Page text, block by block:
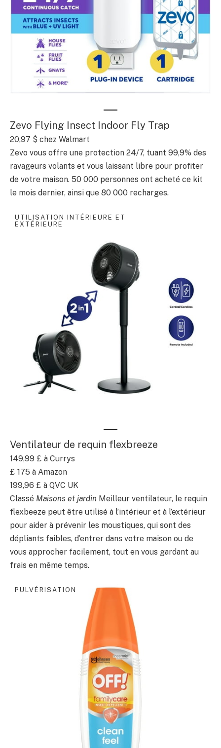
Zevo Flying Insect Indoor Fly Trap
20,97 $ chez Walmart
Zevo vous offre une protection 24/7, tuant 99,9% des
ravageurs volants et vous laissant libre pour profiter
de votre maison. 50 000 personnes ont acheté ce kit
le mois dernier, ainsi que 80 000 recharges.
UTILISATION INTÉRIEURE ET
EXTÉRIEURE
Ventilateur de requin flexbreeze
149,99 £ à Currys
£ 175 à Amazon
199,96 £ à QVC UK
Classé Maisons et jardin Meilleur ventilateur, le requin
flexbeeze peut être utilisé à l’intérieur et à l’extérieur
pour aider à prévenir les moustiques, qui sont des
dépliants faibles, d’entrer dans votre maison ou de
vous approcher facilement, tout en vous gardant au
frais en même temps.
PULVÉRISATION